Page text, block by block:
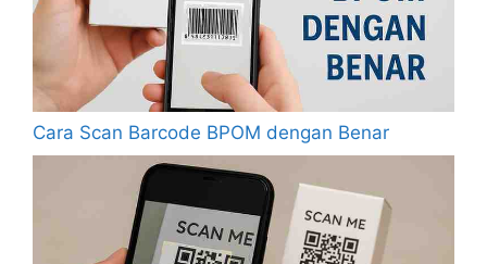
Cara Scan Barcode BPOM dengan Benar